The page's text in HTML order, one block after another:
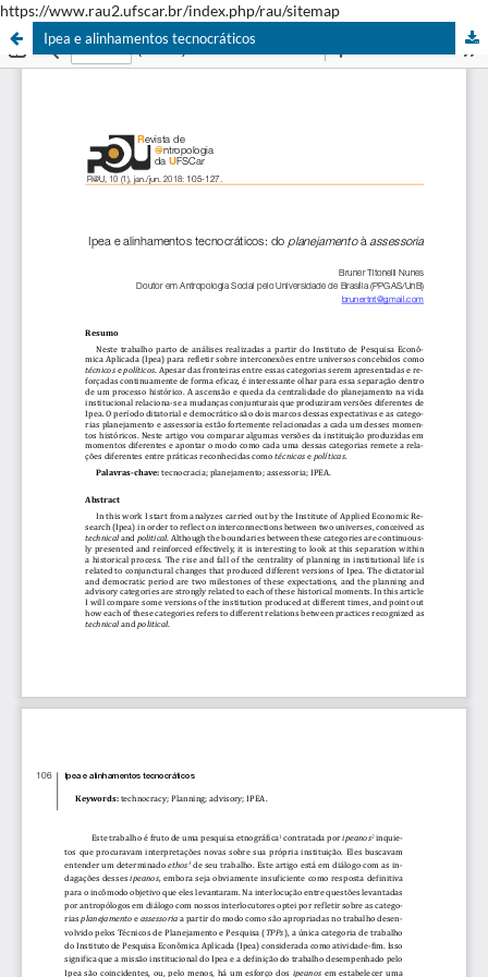
https://www.rau2.ufscar.br/index.php/rau/sitemap
Ipea e alinhamentos tecnocráticos